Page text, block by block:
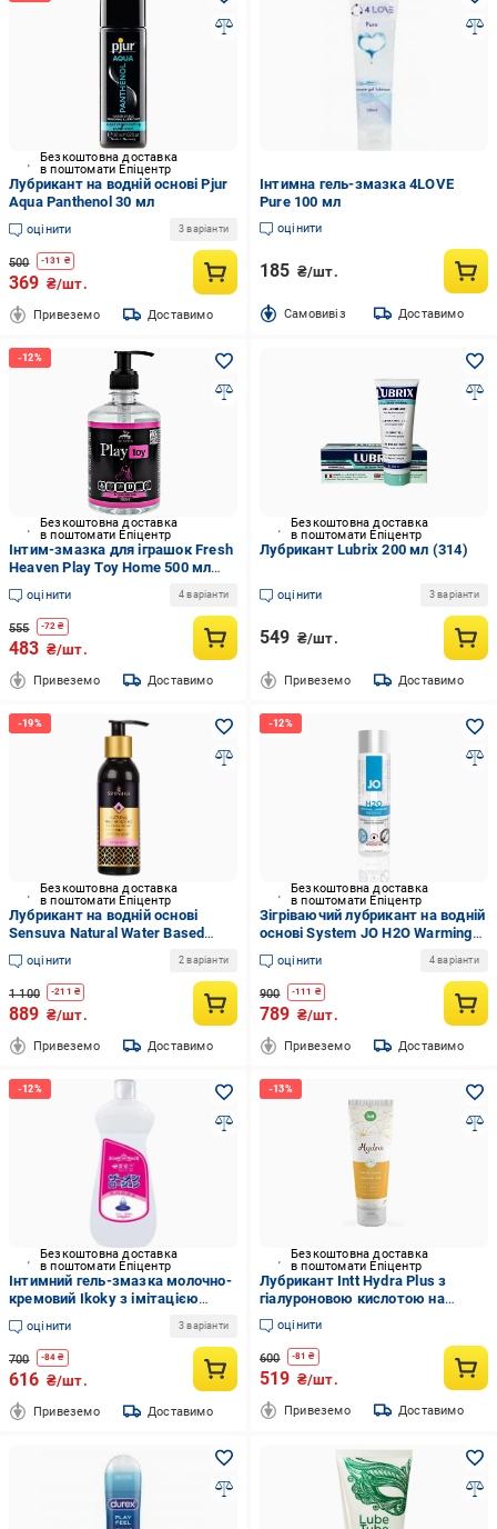
Безкоштовна доставка
в поштомати Епіцентр
Лубрикант на водній основі Pjur
Aqua Panthenol 30 мл
оцінити 3 варіанти
500 -131 ₴
369 ₴/шт.
Привеземо Доставимо
Інтимна гель-змазка 4LOVE
Pure 100 мл
оцінити
185 ₴/шт.
Cамовивіз Доставимо
Безкоштовна доставка
в поштомати Епіцентр
Інтим-змазка для іграшок Fresh
Heaven Play Toy Home 500 мл
(21800031)
оцінити 4 варіанти
555 -72 ₴
483 ₴/шт.
Привеземо Доставимо
Безкоштовна доставка
в поштомати Епіцентр
Лубрикант Lubrix 200 мл (314)
оцінити 3 варіанти
549 ₴/шт.
Привеземо Доставимо
Безкоштовна доставка
в поштомати Епіцентр
Лубрикант на водній основі
Sensuva Natural Water Based
Cotton Candy 125 мл
оцінити 2 варіанти
1 100 -211 ₴
889 ₴/шт.
Привеземо Доставимо
Безкоштовна доставка
в поштомати Епіцентр
Зігріваючий лубрикант на водній
основі System JO H2O Warming
120 мл
оцінити 4 варіанти
900 -111 ₴
789 ₴/шт.
Привеземо Доставимо
Безкоштовна доставка
в поштомати Епіцентр
Інтимний гель-змазка молочно-
кремовий Ikoky з імітацією
сперми на водній основі 500 мл
(35376653)
оцінити 3 варіанти
700 -84 ₴
616 ₴/шт.
Привеземо Доставимо
Безкоштовна доставка
в поштомати Епіцентр
Лубрикант Intt Hydra Plus з
гіалуроновою кислотою на
водній основі 100 мл
оцінити
600 -81 ₴
519 ₴/шт.
Привеземо Доставимо